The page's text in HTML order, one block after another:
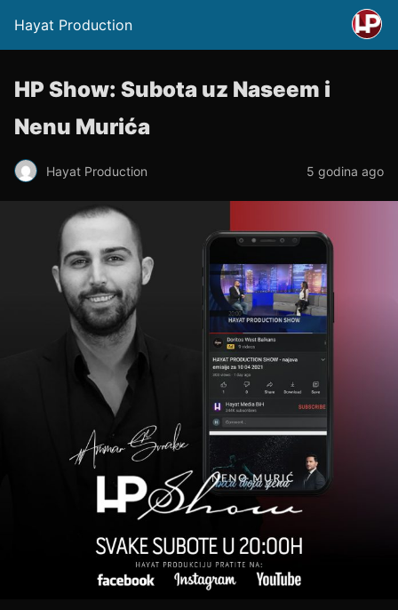
Hayat Production
HP Show: Subota uz Naseem i
Nenu Murića
Hayat Production 5 godina ago